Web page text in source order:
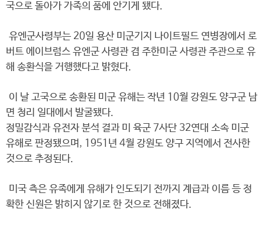
국으로 돌아가 가족의 품에 안기게 됐다.
유엔군사령부는 20일 용산 미군기지 나이트필드 연병장에서 로
버트 에이브럼스 유엔군 사령관 겸 주한미군 사령관 주관으로 유
해 송환식을 거행했다고 밝혔다.
이 날 고국으로 송환된 미군 유해는 작년 10월 강원도 양구군 남
면 청리 일대에서 발굴됐다.
정밀감식과 유전자 분석 결과 미 육군 7사단 32연대 소속 미군
유해로 판정됐으며, 1951년 4월 강원도 양구 지역에서 전사한
것으로 추정된다.
미국 측은 유족에게 유해가 인도되기 전까지 계급과 이름 등 정
확한 신원은 밝히지 않기로 한 것으로 전해졌다.